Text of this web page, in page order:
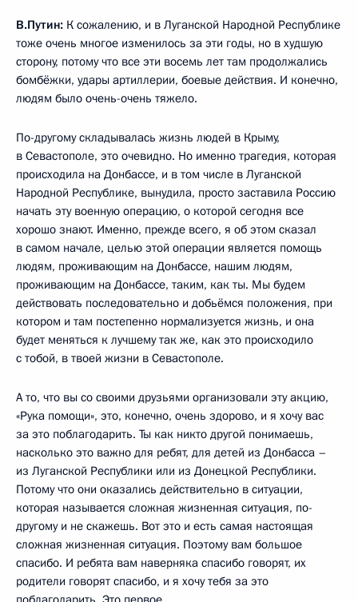
В.Путин: К сожалению, и в Луганской Народной Республике
тоже очень многое изменилось за эти годы, но в худшую
сторону, потому что все эти восемь лет там продолжались
бомбёжки, удары артиллерии, боевые действия. И конечно,
людям было очень-очень тяжело.
По-другому складывалась жизнь людей в Крыму,
в Севастополе, это очевидно. Но именно трагедия, которая
происходила на Донбассе, и в том числе в Луганской
Народной Республике, вынудила, просто заставила Россию
начать эту военную операцию, о которой сегодня все
хорошо знают. Именно, прежде всего, я об этом сказал
в самом начале, целью этой операции является помощь
людям, проживающим на Донбассе, нашим людям,
проживающим на Донбассе, таким, как ты. Мы будем
действовать последовательно и добьёмся положения, при
котором и там постепенно нормализуется жизнь, и она
будет меняться к лучшему так же, как это происходило
с тобой, в твоей жизни в Севастополе.
А то, что вы со своими друзьями организовали эту акцию,
«Рука помощи», это, конечно, очень здорово, и я хочу вас
за это поблагодарить. Ты как никто другой понимаешь,
насколько это важно для ребят, для детей из Донбасса –
из Луганской Республики или из Донецкой Республики.
Потому что они оказались действительно в ситуации,
которая называется сложная жизненная ситуация, по-
другому и не скажешь. Вот это и есть самая настоящая
сложная жизненная ситуация. Поэтому вам большое
спасибо. И ребята вам наверняка спасибо говорят, их
родители говорят спасибо, и я хочу тебя за это